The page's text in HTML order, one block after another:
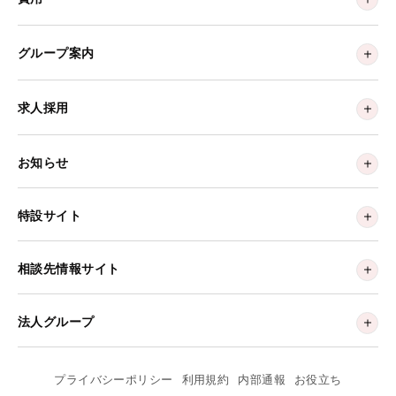
グループ案内
求人採用
お知らせ
特設サイト
相談先情報サイト
法人グループ
プライバシーポリシー 利用規約 内部通報 お役立ち